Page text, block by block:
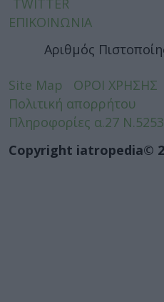
ΕΠΙΚΟΙΝΩΝΙΑ
Αριθμός
Site Map ΟΡΟΙ ΧΡΗΣΗΣ
Πολιτική απορρήτου
Πληροφορίες α.27
Copyright iatropedia©